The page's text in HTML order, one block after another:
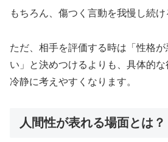
もちろん、傷つく言動を我慢し続け
ただ、相手を評価する時は「性格
い」と決めつけるよりも、具体的
冷静に考えやすくなります。
人間性が表れる場面とは？